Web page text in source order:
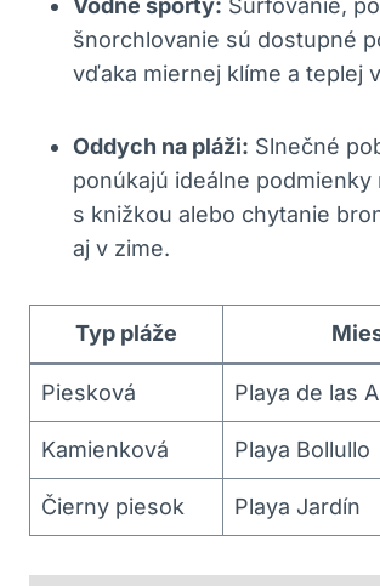
šnorchlovanie sú dostupné
vďaka miernej klíme a teplej
Oddych na pláži: Slnečné
ponúkajú ideálne podmienky
s knižkou alebo chytanie
aj v zime.
Typ pláže
Piesková Playa de las
Kamienková Playa Bollullo
Čierny piesok Playa Jardín